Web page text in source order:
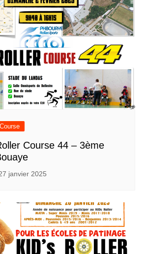
Course 44 – 3ème
janvier 2025